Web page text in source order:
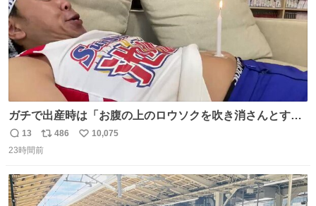
ガチで出産時は「お腹の上のロウソクを吹き消さんとする
サンシャイン池崎」だったし、お産後の股裂け状態でのト
イレは「とにかく明るい安村の体勢」が1番楽
返
信
13
リ
ポ
ト
数
486
い
数
10,075
23時間前